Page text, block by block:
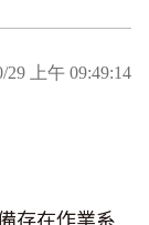
29 上午 09:49:14
存在作業系